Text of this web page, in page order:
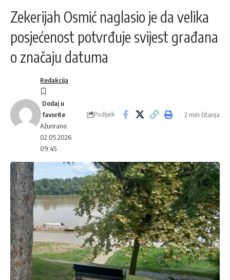
Zekerijah Osmić naglasio je da velika
posjećenost potvrđuje svijest građana
o značaju datuma
Ažurirano:
02.05.2026
09:45
Redakcija
Podijeli 2 min čitanja